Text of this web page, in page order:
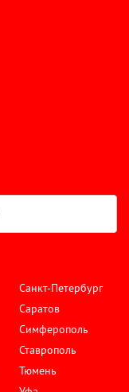
Санкт-Петербург
Саратов
Симферополь
Ставрополь
Тюмень